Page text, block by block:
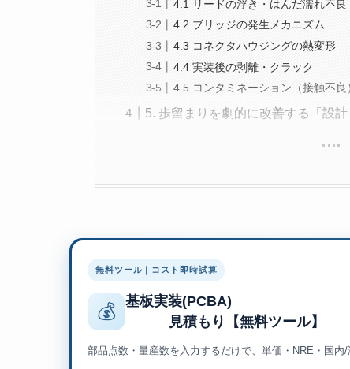
4.1 リードの浮き・はんだ濡れ不良
4.2 ブリッジの発生メカニズム
4.3 コネクタハウジングの熱変形
4.4 実装後の剥離・クラック
4.5 コンタミネーション（接触不良
5. 歩留まりを劇的に改善する「設
無料ツール｜コスト即時試算
💰
基板実装(PCBA)
見積もり【無料ツール
部品点数・量産数を入力するだけで、単価・NRE・国内